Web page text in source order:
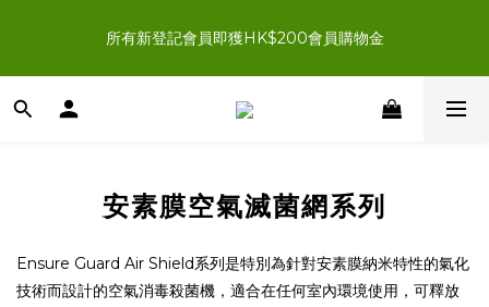
即享HK$100即時扣減優惠
所有新登記會員即獲HK$200會員購物金
新登記會員結帳時輸入優惠碼「NEWJOIN100」首單滿＄200
安素膜空氣滅菌網系列
Ensure Guard Air Shield系列是特別為針對安素膜納米特性的氣化
技術而設計的空氣消毒殺菌機，適合在任何室內環境使用，可釋放